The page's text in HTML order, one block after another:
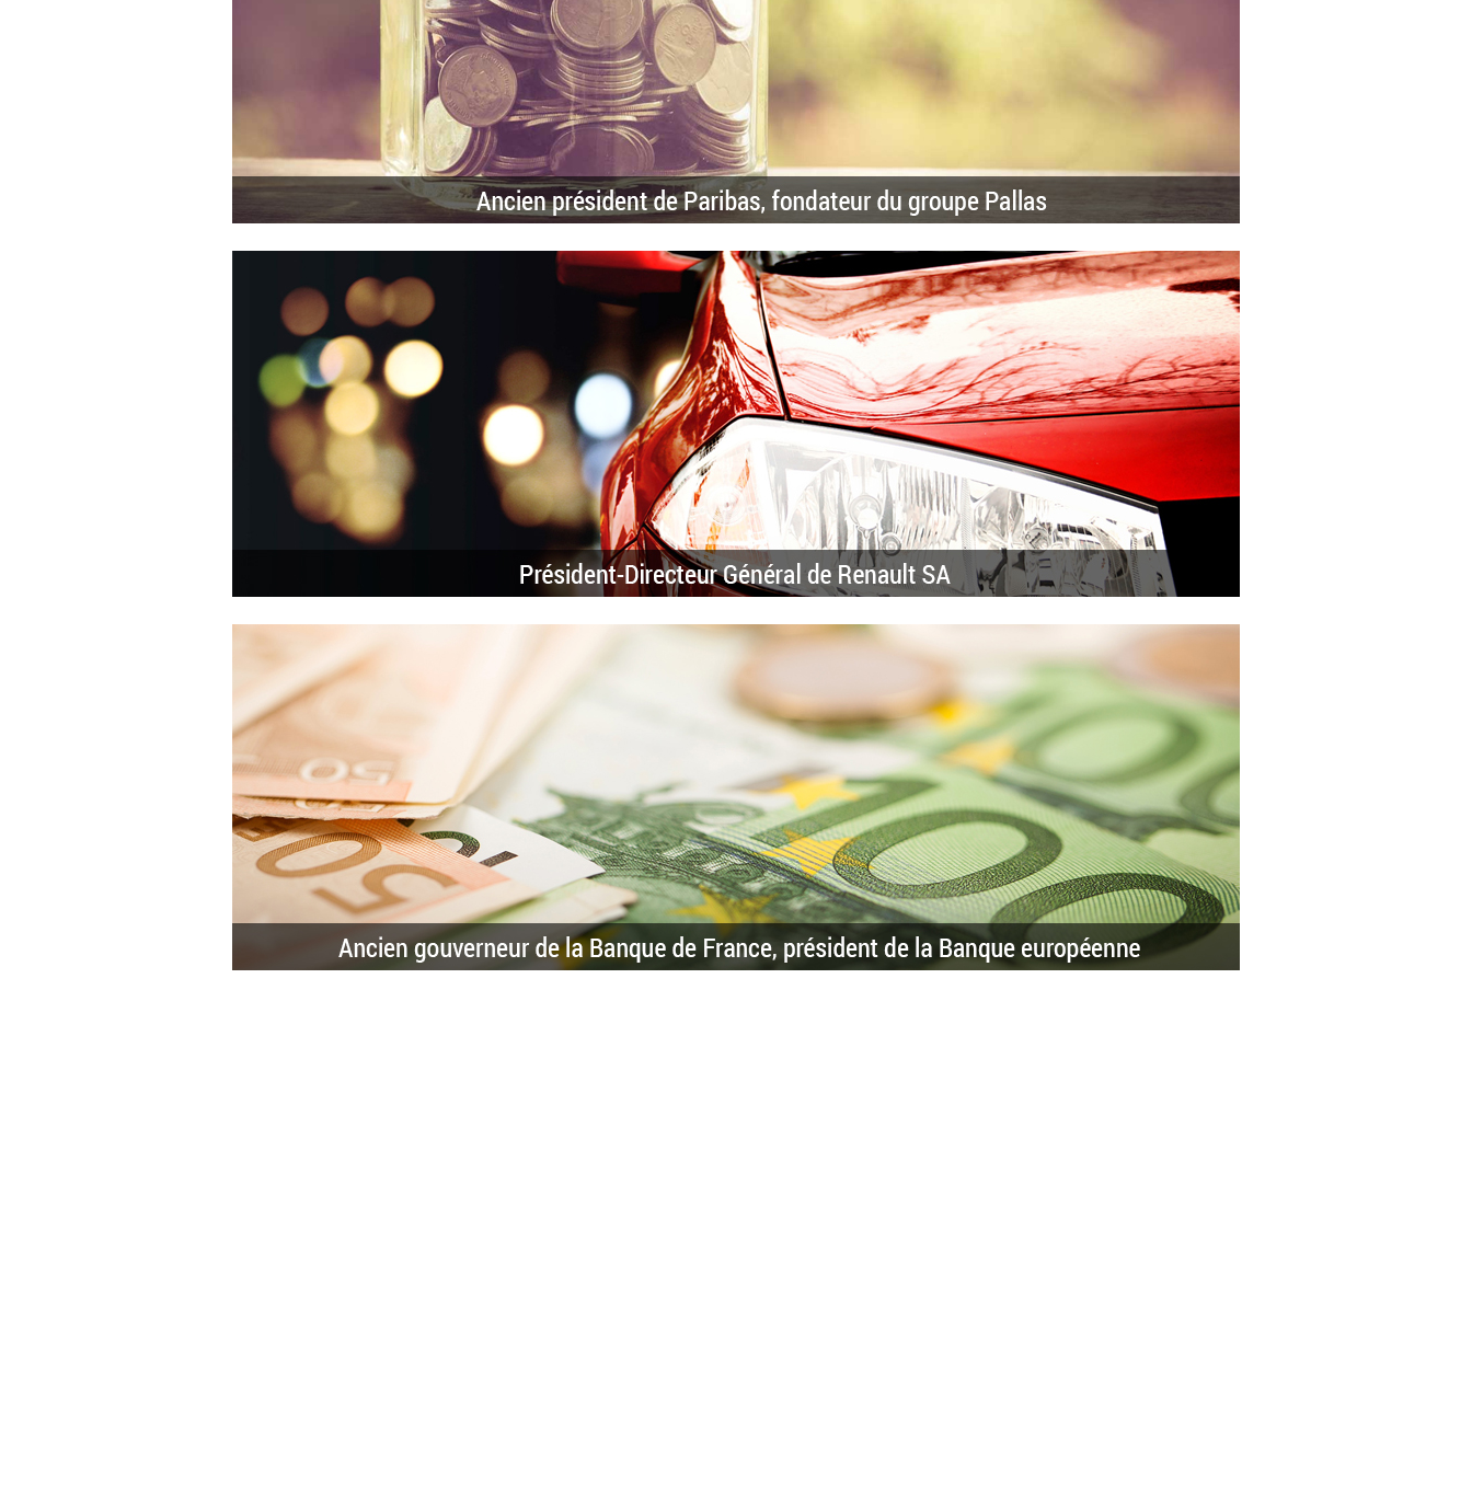
• Louis Schweitzer, Président-Directeur Général de Renault SA :
• Jacques de Larosière, ancien gouverneur de la Banque de France, président de la Banque européenne pour la Reconstruction et le
Développement :